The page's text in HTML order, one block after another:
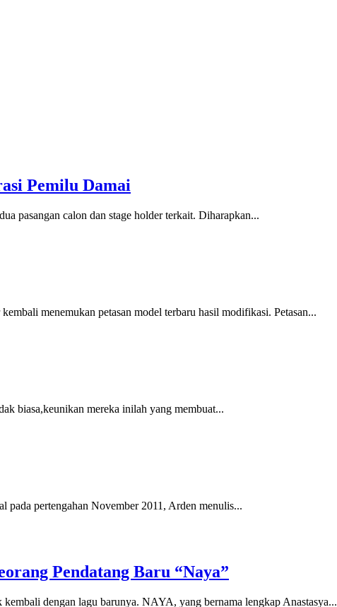
Pemilu Damai
pasangan calon dan stage holder terkait. Diharapkan...
menemukan petasan model terbaru hasil modifikasi. Petasan...
biasa,keunikan mereka inilah yang membuat...
pertengahan November 2011, Arden menulis...
Pendatang Baru “Naya”
dengan lagu barunya. NAYA, yang bernama lengkap Anastasya...